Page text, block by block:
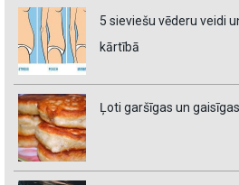
5 sieviešu vēderu veidi
kārtībā
Ļoti garšīgas un